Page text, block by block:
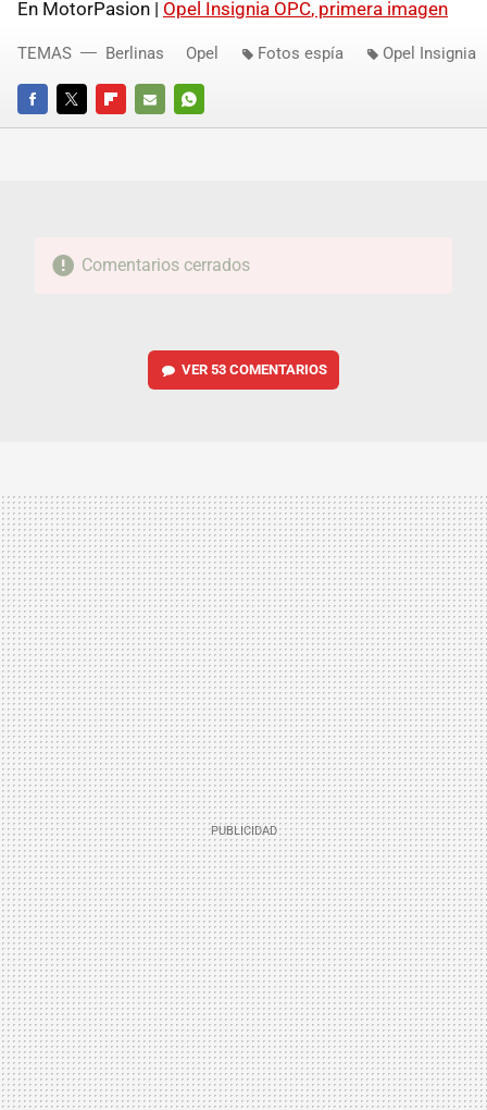
En MotorPasion | Opel Insignia OPC, primera imagen
FACEBOOKTWITTERFLIPBOARD
E-
WHATSAPP
TEMAS Berlinas Opel Fotos espía Opel Insignia
Comentarios cerrados
VER 53 COMENTARIOS